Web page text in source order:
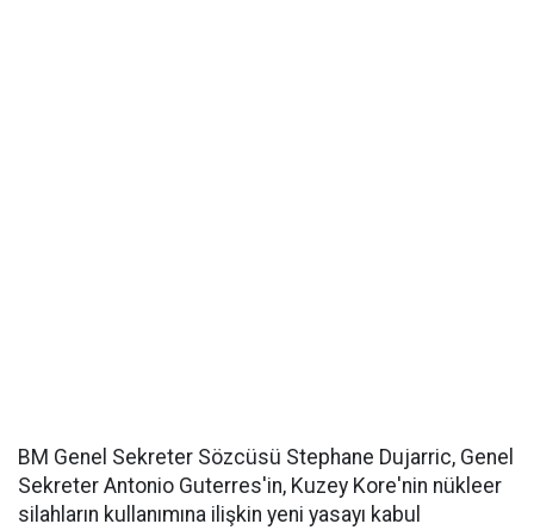
BM Genel Sekreter Sözcüsü Stephane Dujarric, Genel
Sekreter Antonio Guterres'in, Kuzey Kore'nin nükleer
silahların kullanımına ilişkin yeni yasayı kabul